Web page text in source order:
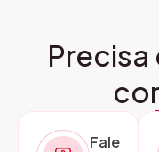
Precisa
Fale